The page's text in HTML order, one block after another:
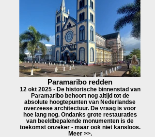
Paramaribo redden
12 okt 2025 - De historische binnenstad van
Paramaribo behoort nog altijd tot de
absolute hoogtepunten van Nederlandse
overzeese architectuur. De vraag is voor
hoe lang nog. Ondanks grote restauraties
van beeldbepalende monumenten is de
toekomst onzeker - maar ook niet kansloos.
Meer >>.